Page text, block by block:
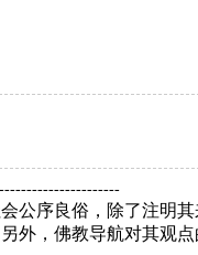
公序良俗，除了注明
外，佛教导航对其观